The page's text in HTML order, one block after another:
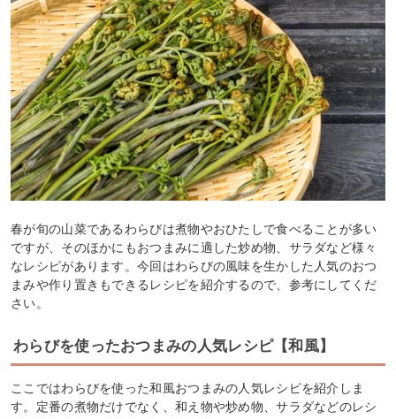
春が旬の山菜であるわらびは煮物やおひたしで食べることが多い
ですが、そのほかにもおつまみに適した炒め物、サラダなど様々
なレシピがあります。今回はわらびの風味を生かした人気のおつ
まみや作り置きもできるレシピを紹介するので、参考にしてくだ
さい。
わらびを使ったおつまみの人気レシピ【和風】
ここではわらびを使った和風おつまみの人気レシピを紹介しま
す。定番の煮物だけでなく、和え物や炒め物、サラダなどのレシ